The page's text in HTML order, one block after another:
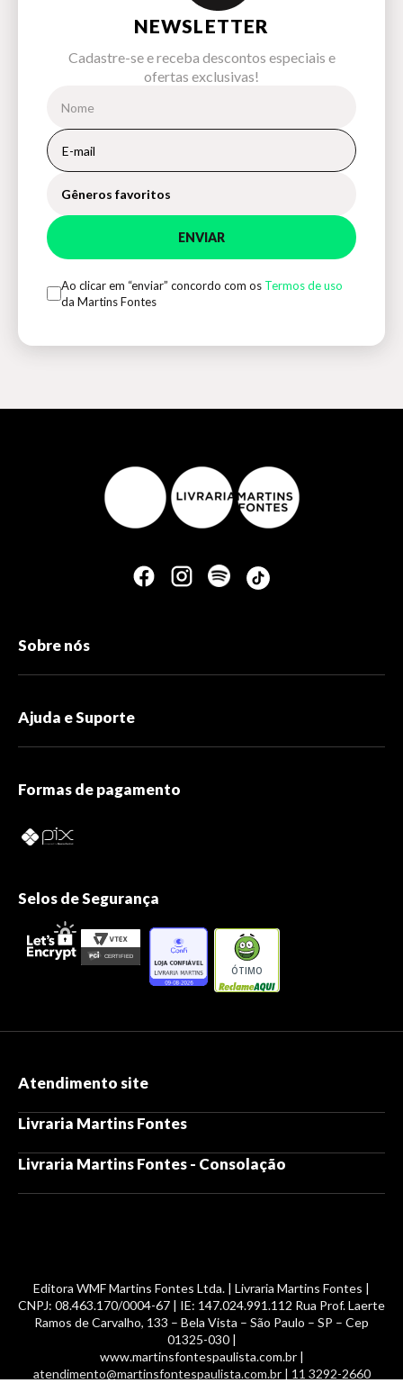
NEWSLETTER
Cadastre-se e receba descontos especiais e
ofertas exclusivas!
Gêneros favoritos
ENVIAR
Ao clicar em “enviar” concordo com os Termos de uso
da Martins Fontes
Sobre nós
Ajuda e Suporte
Formas de pagamento
Selos de Segurança
ÓTIMO
Atendimento site
Livraria Martins Fontes
Livraria Martins Fontes - Consolação
Editora WMF Martins Fontes Ltda. | Livraria Martins Fontes |
CNPJ: 08.463.170/0004-67 | IE: 147.024.991.112 Rua Prof. Laerte
Ramos de Carvalho, 133 – Bela Vista – São Paulo – SP – Cep
01325-030 |
www.martinsfontespaulista.com.br |
atendimento@martinsfontespaulista.com.br | 11 3292-2660